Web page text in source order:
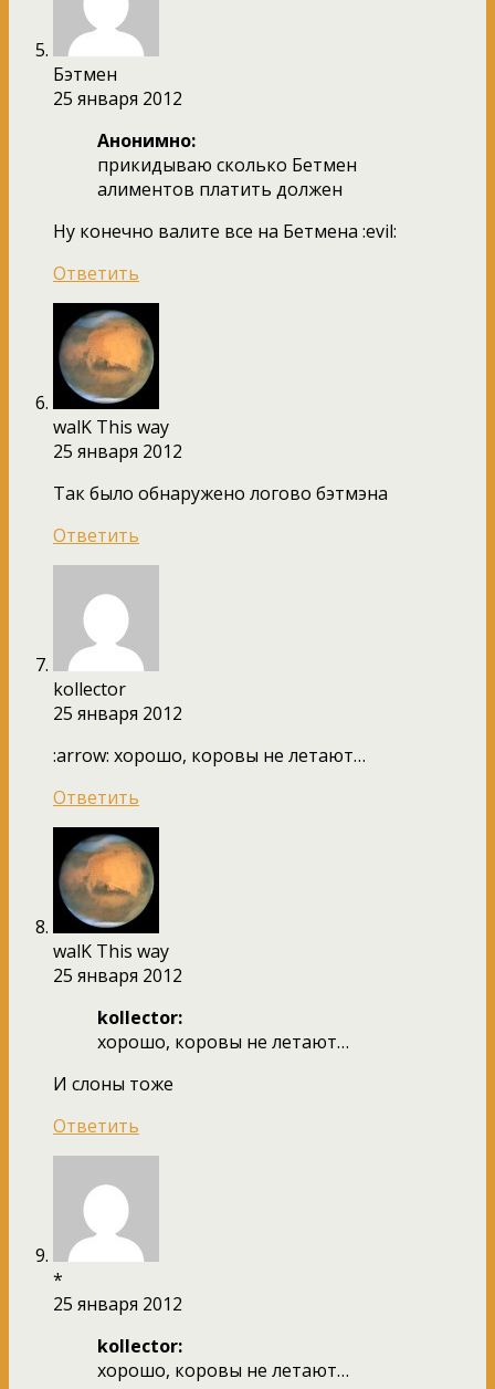
Бэтмен
25 января 2012
Анонимно:
прикидываю сколько Бетмен
алиментов платить должен
Ну конечно валите все на Бетмена :evil:
Ответить
walK This way
25 января 2012
Так было обнаружено логово бэтмэна
Ответить
kollector
25 января 2012
:arrow: хорошо, коровы не летают…
Ответить
walK This way
25 января 2012
kollector:
хорошо, коровы не летают…
И слоны тоже
Ответить
*
25 января 2012
kollector:
хорошо, коровы не летают…